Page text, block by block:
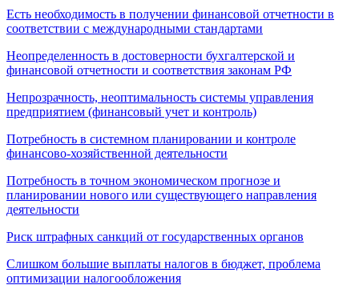
Есть необходимость в получении финансовой отчетности в
соответствии с международными стандартами
Неопределенность в достоверности бухгалтерской и
финансовой отчетности и соответствия законам РФ
Непрозрачность, неоптимальность системы управления
предприятием (финансовый учет и контроль)
Потребность в системном планировании и контроле
финансово-хозяйственной деятельности
Потребность в точном экономическом прогнозе и
планировании нового или существующего направления
деятельности
Риск штрафных санкций от государственных органов
Слишком большие выплаты налогов в бюджет, проблема
оптимизации налогообложения